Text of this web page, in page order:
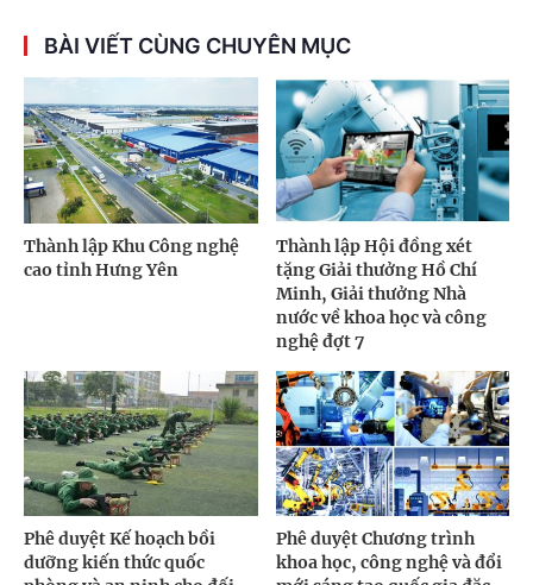
BÀI VIẾT CÙNG CHUYÊN MỤC
Thành lập Khu Công nghệ
cao tỉnh Hưng Yên
Thành lập Hội đồng xét
tặng Giải thưởng Hồ Chí
Minh, Giải thưởng Nhà
nước về khoa học và công
nghệ đợt 7
Phê duyệt Kế hoạch bồi
dưỡng kiến thức quốc
Phê duyệt Chương trình
khoa học, công nghệ và đổi